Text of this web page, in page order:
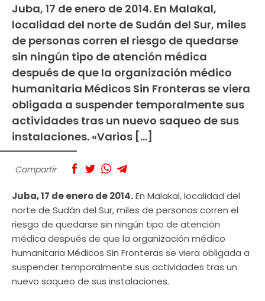
Juba, 17 de enero de 2014. En Malakal,
localidad del norte de Sudán del Sur, miles
de personas corren el riesgo de quedarse
sin ningún tipo de atención médica
después de que la organización médico
humanitaria Médicos Sin Fronteras se viera
obligada a suspender temporalmente sus
actividades tras un nuevo saqueo de sus
instalaciones. «Varios […]
Compartir
Juba, 17 de enero de 2014.En Malakal, localidad del
norte de Sudán del Sur, miles de personas corren el
riesgo de quedarse sin ningún tipo de atención
médica después de que la organización médico
humanitaria Médicos Sin Fronteras se viera obligada a
suspender temporalmente sus actividades tras un
nuevo saqueo de sus instalaciones.